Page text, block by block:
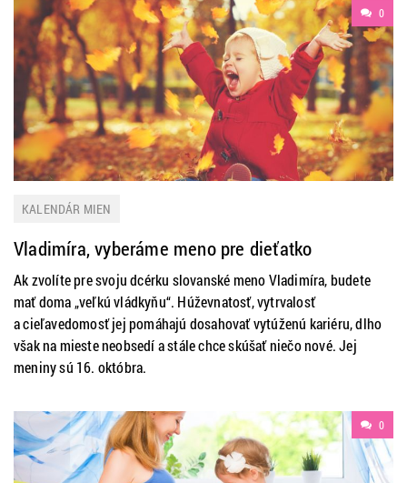
0
KALENDÁR MIEN
Vladimíra, vyberáme meno pre dieťatko
Ak zvolíte pre svoju dcérku slovanské meno Vladimíra, budete
mať doma „veľkú vládkyňu“. Húževnatosť, vytrvalosť
a cieľavedomosť jej pomáhajú dosahovať vytúženú kariéru, dlho
však na mieste neobsedí a stále chce skúšať niečo nové. Jej
meniny sú 16. októbra.
0